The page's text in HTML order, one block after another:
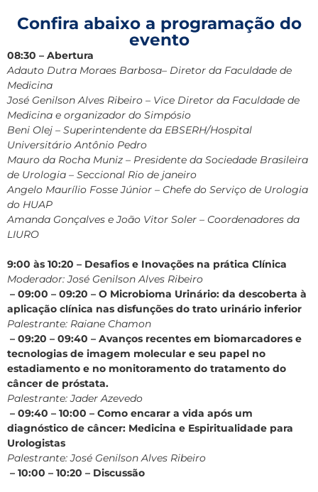
Confira abaixo a programação do
evento
08:30 – Abertura
Adauto Dutra Moraes Barbosa– Diretor da Faculdade de
Medicina
José Genilson Alves Ribeiro – Vice Diretor da Faculdade de
Medicina e organizador do Simpósio
Beni Olej – Superintendente da EBSERH/Hospital
Universitário Antônio Pedro
Mauro da Rocha Muniz – Presidente da Sociedade Brasileira
de Urologia – Seccional Rio de janeiro
Angelo Maurílio Fosse Júnior – Chefe do Serviço de Urologia
do HUAP
Amanda Gonçalves e João Vitor Soler – Coordenadores da
LIURO
9:00 às 10:20 – Desafios e Inovações na prática Clínica
Moderador: José Genilson Alves Ribeiro
– 09:00 – 09:20 – O Microbioma Urinário: da descoberta à
aplicação clínica nas disfunções do trato urinário inferior
Palestrante: Raiane Chamon
– 09:20 – 09:40 – Avanços recentes em biomarcadores e
tecnologias de imagem molecular e seu papel no
estadiamento e no monitoramento do tratamento do
câncer de próstata.
Palestrante: Jader Azevedo
– 09:40 – 10:00 – Como encarar a vida após um
diagnóstico de câncer: Medicina e Espiritualidade para
Urologistas
Palestrante: José Genilson Alves Ribeiro
– 10:00 – 10:20 – Discussão